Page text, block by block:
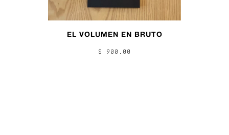
EL VOLUMEN EN BRUTO
$ 900.00